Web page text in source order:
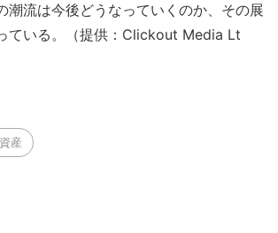
潮流は今後どうなっていくのか、その展
ている。（提供：Clickout Media Lt
産